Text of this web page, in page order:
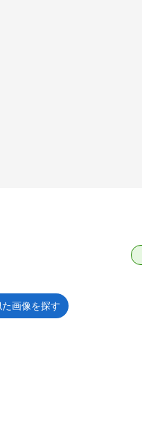
画像を探す